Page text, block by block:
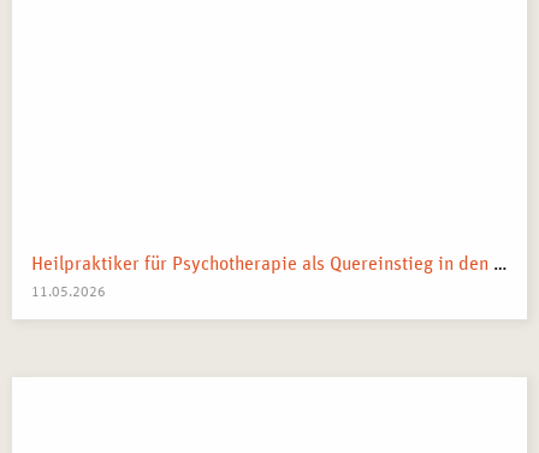
Heilpraktiker für Psychotherapie als Quereinstieg in den Heilberuf
11.05.2026